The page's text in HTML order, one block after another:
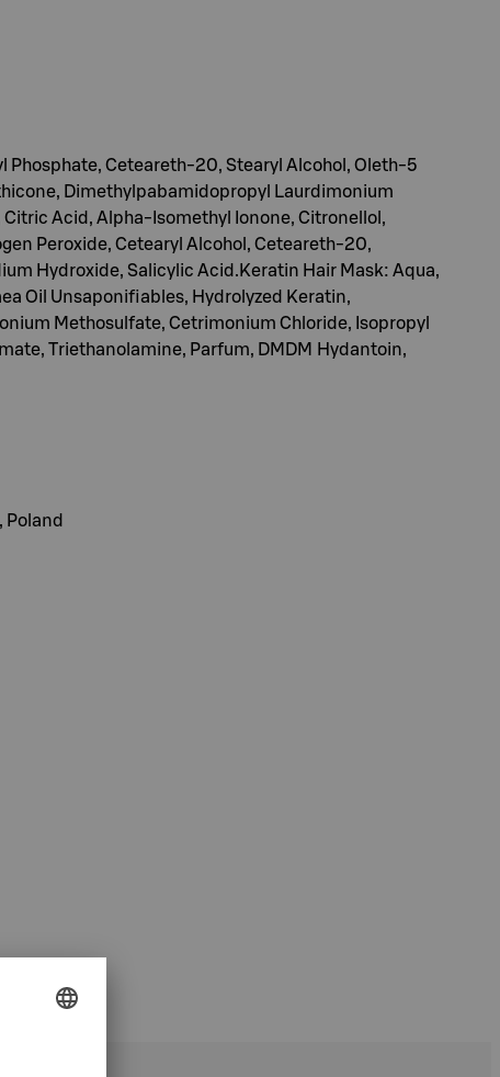
Phosphate, Ceteareth-20, Stearyl Alcohol, Oleth-5
Dimethylpabamidopropyl Laurdimonium
Acid, Alpha-Isomethyl Ionone, Citronellol,
Peroxide, Cetearyl Alcohol, Ceteareth-20,
Hydroxide, Salicylic Acid.Keratin Hair Mask: Aqua,
Oil Unsaponifiables, Hydrolyzed Keratin,
Methosulfate, Cetrimonium Chloride, Isopropyl
Triethanolamine, Parfum, DMDM Hydantoin,
Poland